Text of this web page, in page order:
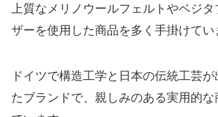
上質なメリノウールフェルトやベジ
ザーを使用した商品を多く手掛けてい
ドイツで構造工学と日本の伝統工芸
たブランドで、親しみのある実用的な